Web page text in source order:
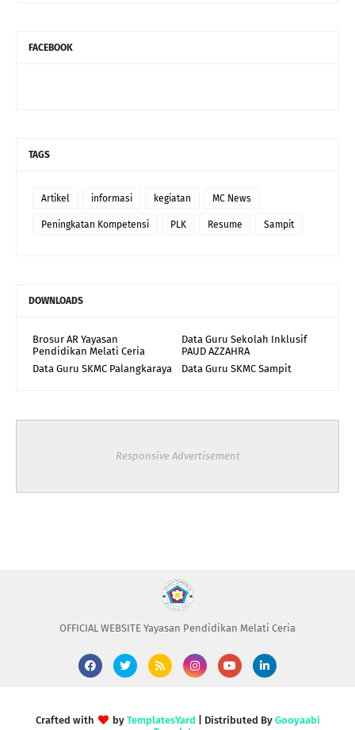
FACEBOOK
TAGS
Artikel informasi kegiatan MC News
Peningkatan Kompetensi PLK Resume Sampit
DOWNLOADS
Brosur AR Yayasan
Pendidikan Melati Ceria
Data Guru Sekolah Inklusif
PAUD AZZAHRA
Data Guru SKMC Palangkaraya
Data Guru SKMC Sampit
Responsive Advertisement
OFFICIAL WEBSITE Yayasan Pendidikan Melati Ceria
Crafted with by TemplatesYard | Distributed By Gooyaabi